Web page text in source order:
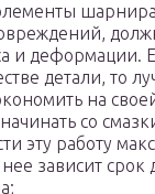
и деформации.
детали, то
на
со
эту работу
нее зависит